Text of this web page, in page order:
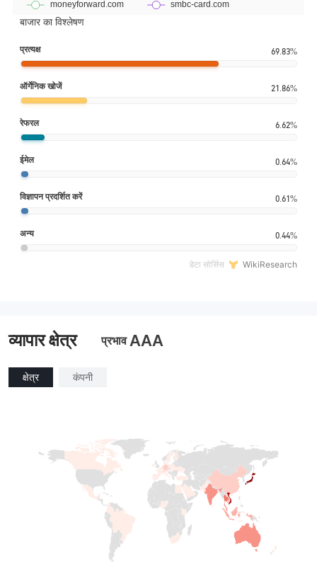
बाजार का विश्लेषण
प्रत्यक्ष 69.83%
ऑर्गेनिक खोजें 21.86%
रेफरल 6.62%
ईमेल 0.64%
विज्ञापन प्रदर्शित करें 0.61%
अन्य 0.44%
डेटा सोर्सिस WikiResearch
व्यापार क्षेत्र प्रभाव AAA
क्षेत्र कंपनी